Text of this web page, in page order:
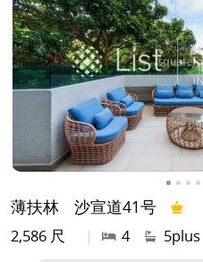
薄扶林 沙宣道41号
2,586 尺 | 4 5plus